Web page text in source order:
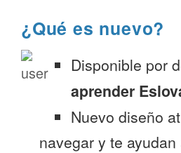
¿Qué es nuevo?
Disponible por
aprender
Nuevo diseño
navegar y te